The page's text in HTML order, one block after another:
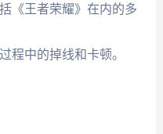
《王者荣耀》在内的多
程中的掉线和卡顿。